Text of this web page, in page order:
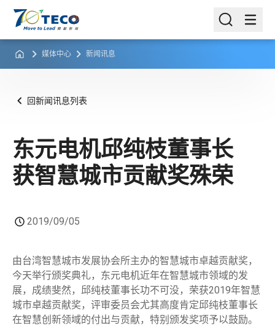
媒体中心 新闻讯息
回新闻讯息列表
东元电机邱纯枝董事长
获智慧城市贡献奖殊荣
2019/09/05
由台湾智慧城市发展协会所主办的智慧城市卓越贡献奖，
今天举行颁奖典礼，东元电机近年在智慧城市领域的发
展，成绩斐然，邱纯枝董事长功不可没，荣获2019年智慧
城市卓越贡献奖，评审委员会尤其高度肯定邱纯枝董事长
在智慧创新领域的付出与贡献，特别颁发奖项予以鼓励。